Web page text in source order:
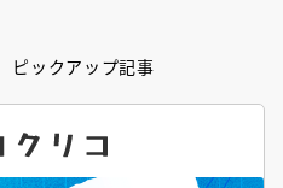
ピックアップ記事